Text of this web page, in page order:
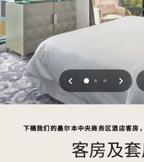
上一页
0 1 2 下
下榻我们的墨尔本中央商务区酒店客房
客房及